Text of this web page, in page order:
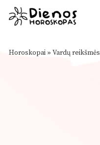
Horoskopai » Vardų reikšmės